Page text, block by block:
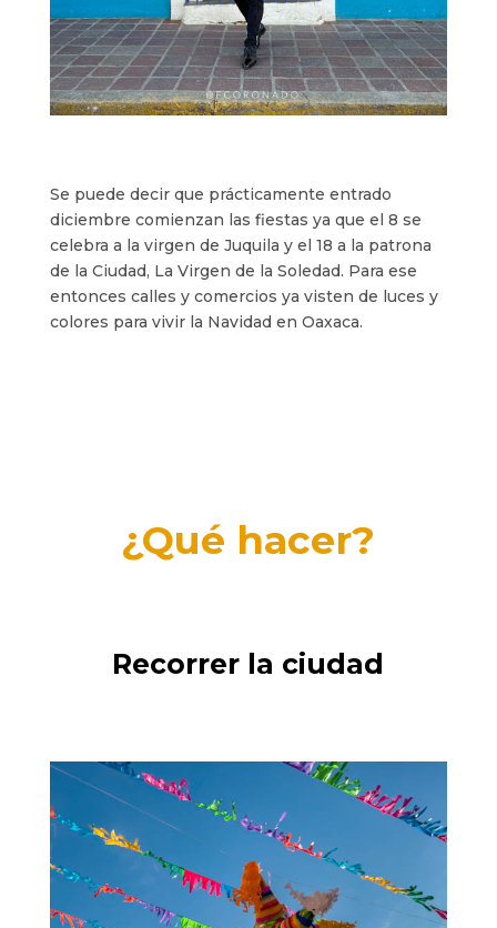
Se puede decir que prácticamente entrado
diciembre comienzan las fiestas ya que el 8 se
celebra a la virgen de Juquila y el 18 a la patrona
de la Ciudad, La Virgen de la Soledad. Para ese
entonces calles y comercios ya visten de luces y
colores para vivir la Navidad en Oaxaca.
¿Qué hacer?
Recorrer la ciudad